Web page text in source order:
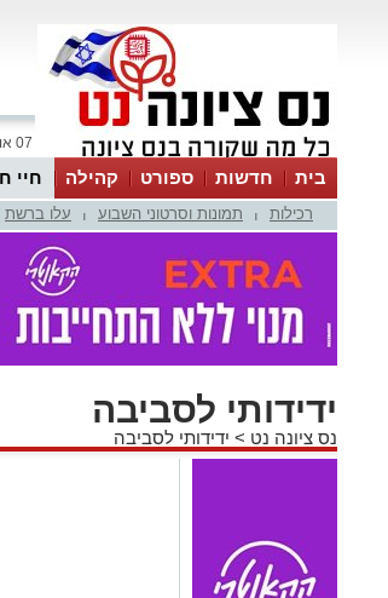
07 אוגוסט 2026 / 09:50
בית חדשות ספורט קהילה חיי
רכילות תמונות וסרטוני השבוע עלו ברשת
ידידותי לסביבה
נס ציונה נט > ידידותי לסביבה